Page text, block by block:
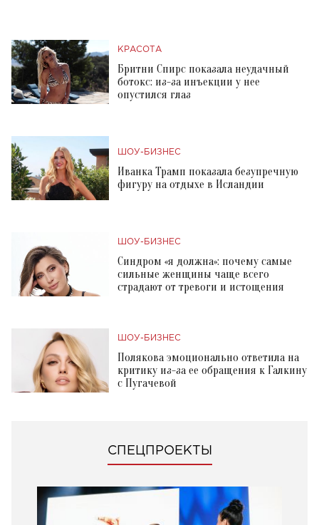
КРАСОТА
Бритни Спирс показала неудачный
ботокс: из-за инъекции у нее
опустился глаз
ШОУ-БИЗНЕС
Иванка Трамп показала безупречную
фигуру на отдыхе в Исландии
ШОУ-БИЗНЕС
Синдром «я должна»: почему самые
сильные женщины чаще всего
страдают от тревоги и истощения
ШОУ-БИЗНЕС
Полякова эмоционально ответила на
критику из-за ее обращения к Галкину
с Пугачевой
СПЕЦПРОЕКТЫ